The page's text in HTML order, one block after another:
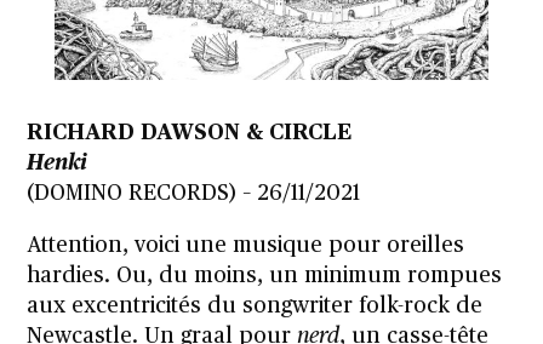
RICHARD DAWSON & CIRCLE
Henki
(DOMINO RECORDS) – 26/11/2021
Attention, voici une musique pour oreilles
hardies. Ou, du moins, un minimum rompues
aux excentricités du songwriter folk-rock de
Newcastle. Un graal pournerd, un casse-tête